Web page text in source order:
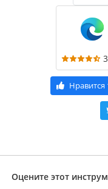
Нравится
Оцените этот